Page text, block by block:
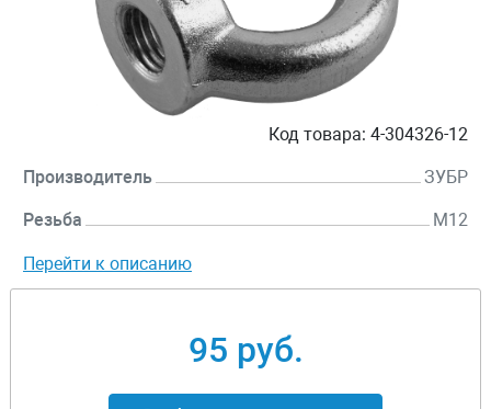
Код товара: 4-304326-12
Производитель ЗУБР
Резьба M12
Перейти к описанию
95 руб.